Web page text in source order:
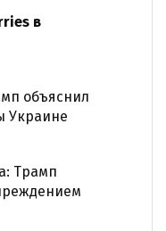
в
объяснил
Украине
Трамп